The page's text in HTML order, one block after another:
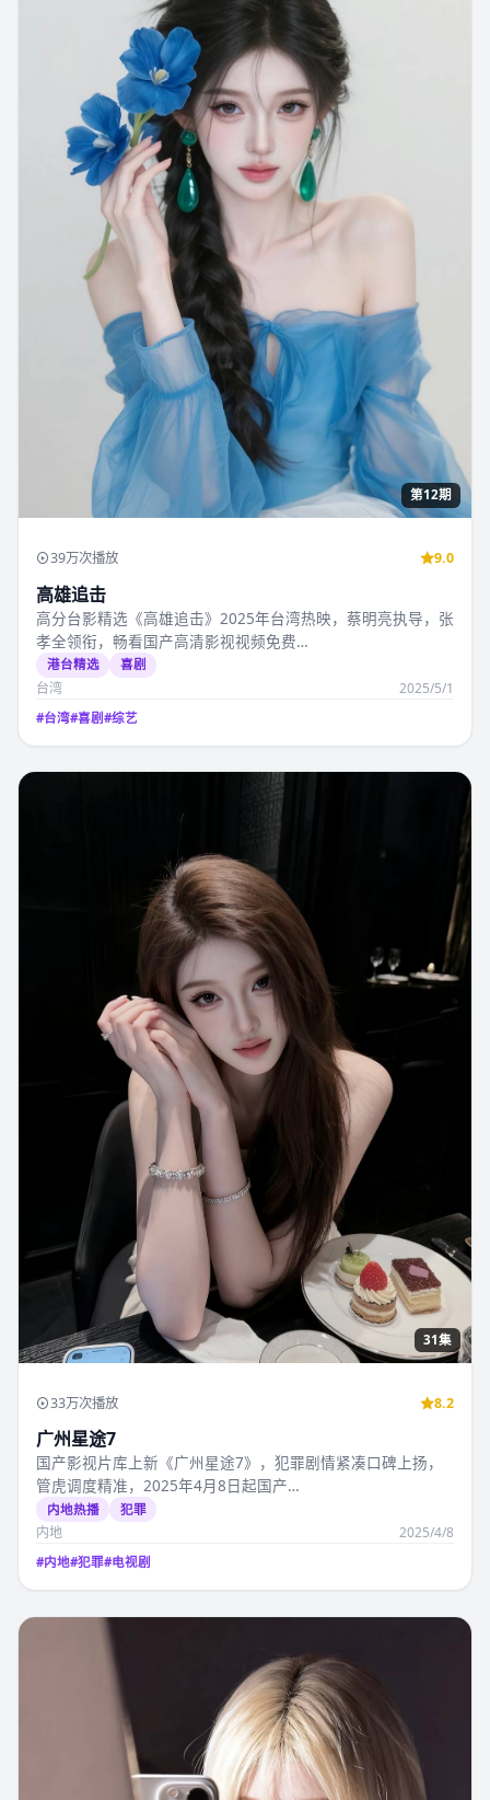
第12期
39万次播放 9.0
高雄追击
高分台影精选《高雄追击》2025年台湾热映，蔡明亮执导，张
孝全领衔，畅看国产高清影视视频免费…
港台精选 喜剧
台湾 2025/5/1
#台湾#喜剧#综艺
31集
33万次播放 8.2
广州星途7
国产影视片库上新《广州星途7》，犯罪剧情紧凑口碑上扬，
管虎调度精准，2025年4月8日起国产…
内地热播 犯罪
内地 2025/4/8
#内地#犯罪#电视剧